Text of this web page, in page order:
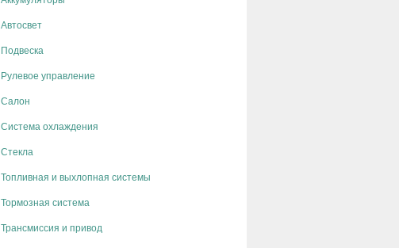
Автосвет
Подвеска
Рулевое управление
Салон
Система охлаждения
Стекла
Топливная и выхлопная системы
Тормозная система
Трансмиссия и привод